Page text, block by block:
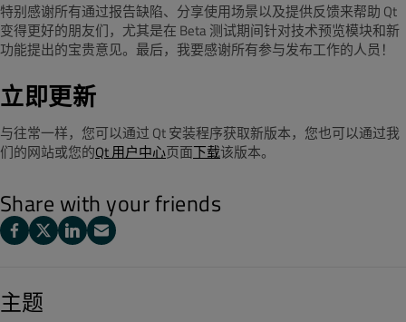
特别感谢所有通过报告缺陷、分享使用场景以及提供反馈来帮助 Qt
变得更好的朋友们，尤其是在 Beta 测试期间针对技术预览模块和新
功能提出的宝贵意见。 最后，我要感谢所有参与发布工作的人员！
立即更新
与往常一样，您可以通过 Qt 安装程序获取新版本， 您也可以通过我
们的网站或您的Qt 用户中心页面下载该版本。
Share with your friends
主题